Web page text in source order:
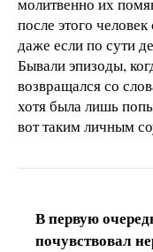
после этого
даже если по сути
Бывали эпизоды,
возвращался со
хотя была лишь
вот таким личным
В первую
почувствовал